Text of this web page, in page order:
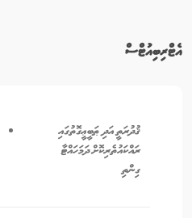
އެޓްރިބިއުޓްސް
ޤުދުރަތީ އަދި ޠަބީޢީގޮތުގައި
ރައްކައުތެރިކޮށް ދަމަހައްޓާ
ގިންތި